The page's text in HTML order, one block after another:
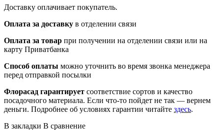
Доставку оплачивает покупатель.
Оплата за доставку в отделении связи
Оплата за товар при получении на отделении связи или на
карту Приватбанка
Способ оплаты можно уточнить во время звонка менеджера
перед отправкой посылки
Флорасад гарантирует соответствие сортов и качество
посадочного материала. Если что-то пойдет не так — вернем
деньги. Подробнее об условиях гарантии читайте здесь.
В закладки В сравнение